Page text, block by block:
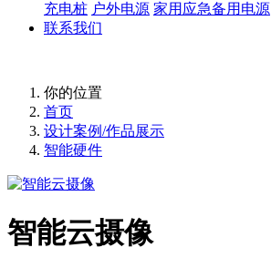
充电桩 户外电源 家用应急备用电源
联系我们
你的位置
首页
设计案例/作品展示
智能硬件
智能云摄像